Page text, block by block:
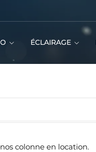
ÉCLAIRAGE
colonne en location.